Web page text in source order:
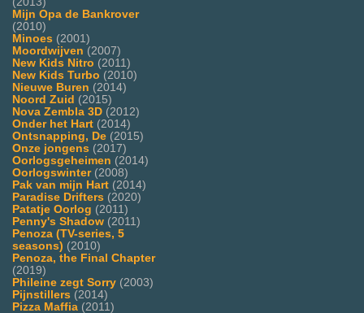
Mijn Opa de Bankrover
(2010)
Minoes (2001)
Moordwijven (2007)
New Kids Nitro (2011)
New Kids Turbo (2010)
Nieuwe Buren (2014)
Noord Zuid (2015)
Nova Zembla 3D (2012)
Onder het Hart (2014)
Ontsnapping, De (2015)
Onze jongens (2017)
Oorlogsgeheimen (2014)
Oorlogswinter(2008)
Pak van mijn Hart (2014)
Paradise Drifters (2020)
Patatje Oorlog (2011)
Penny's Shadow (2011)
Penoza (TV-series, 5
seasons) (2010)
Penoza, the Final Chapter
(2019)
Phileine zegt Sorry (2003)
Pijnstillers (2014)
Pizza Maffia (2011)